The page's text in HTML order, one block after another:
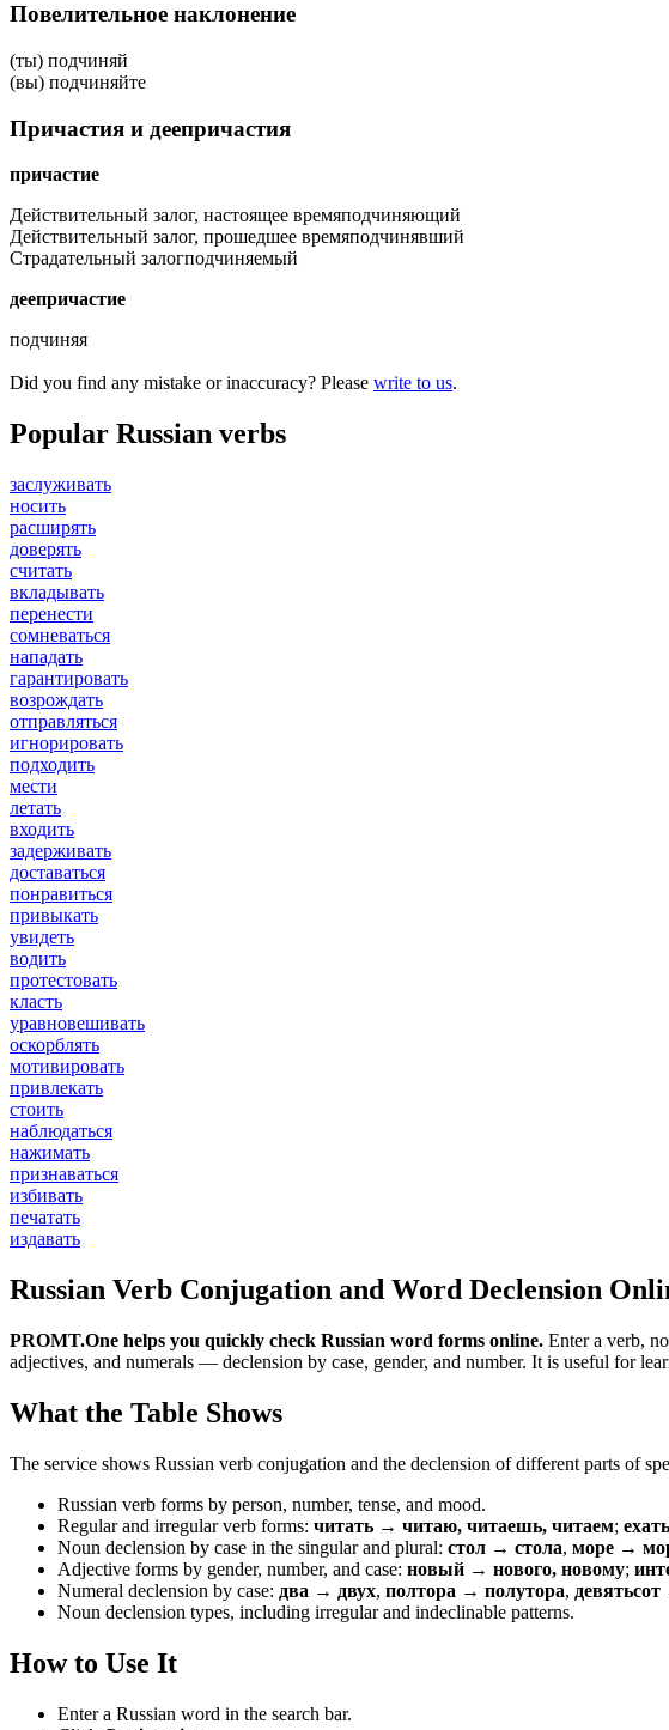
Повелительное наклонение
(ты) подчиняй
(вы) подчиняйте
Причастия и деепричастия
причастие
Действительный залог, настоящее времяподчиняющий
Действительный залог, прошедшее времяподчинявший
Страдательный залогподчиняемый
деепричастие
подчиняя
Did you find any mistake or inaccuracy? Please write to us.
Popular Russian verbs
заслуживать
носить
расширять
доверять
считать
вкладывать
перенести
сомневаться
нападать
гарантировать
возрождать
отправляться
игнорировать
подходить
мести
летать
входить
задерживать
доставаться
понравиться
привыкать
увидеть
водить
протестовать
класть
уравновешивать
оскорблять
мотивировать
привлекать
стоить
наблюдаться
нажимать
признаваться
избивать
печатать
издавать
Russian Verb Conjugation and Word Declension
PROMT.One helps you quickly check Russian word forms online. Enter a verb,
adjectives, and numerals — declension by case, gender, and number. It is useful for
What the Table Shows
The service shows Russian verb conjugation and the declension of different parts of
Russian verb forms by person, number, tense, and mood.
Regular and irregular verb forms: читать → читаю, читаешь, читаем;
Noun declension by case in the singular and plural: стол → стола, море →
Adjective forms by gender, number, and case: новый → нового, новому;
Numeral declension by case: два → двух, полтора → полутора,
Noun declension types, including irregular and indeclinable patterns.
How to Use It
Enter a Russian word in the search bar.